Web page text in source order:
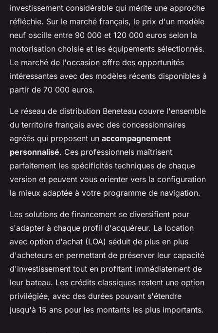
investissement considérable qui mérite une approche
réfléchie. Sur le marché français, le prix d'un modèle
neuf oscille entre 90 000 et 120 000 euros selon la
motorisation choisie et les équipements sélectionnés.
Le marché de l'occasion offre des opportunités
intéressantes avec des modèles récents disponibles à
partir de 70 000 euros.
Le réseau de distribution Beneteau couvre l'ensemble
du territoire français avec des concessionnaires
agréés qui proposent un accompagnement
personnalisé. Ces professionnels maîtrisent
parfaitement les spécificités techniques de chaque
version et peuvent vous orienter vers la configuration
la mieux adaptée à votre programme de navigation.
Les solutions de financement se diversifient pour
s'adapter à chaque profil d'acquéreur. La location
avec option d'achat (LOA) séduit de plus en plus
d'acheteurs en permettant de préserver leur capacité
d'investissement tout en profitant immédiatement de
leur bateau. Les crédits classiques restent une option
privilégiée, avec des durées pouvant s'étendre
jusqu'à 15 ans pour les montants les plus importants.